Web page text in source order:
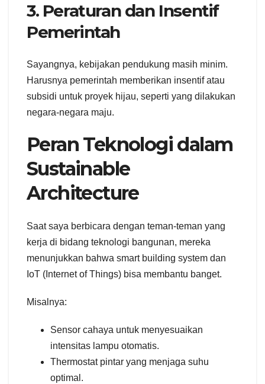
3. Peraturan dan Insentif
Pemerintah
Sayangnya, kebijakan pendukung masih minim.
Harusnya pemerintah memberikan insentif atau
subsidi untuk proyek hijau, seperti yang dilakukan
negara-negara maju.
Peran Teknologi dalam
Sustainable
Architecture
Saat saya berbicara dengan teman-teman yang
kerja di bidang teknologi bangunan, mereka
menunjukkan bahwa smart building system dan
IoT (Internet of Things) bisa membantu banget.
Misalnya:
Sensor cahaya untuk menyesuaikan
intensitas lampu otomatis.
Thermostat pintar yang menjaga suhu
optimal.